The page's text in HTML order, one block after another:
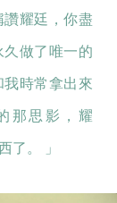
耀廷，你盡
做了唯一的
時常拿出來
那思影，耀
了。 」